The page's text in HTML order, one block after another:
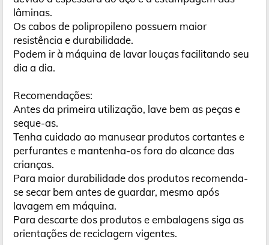
lâminas.
Os cabos de polipropileno possuem maior
resistência e durabilidade.
Podem ir à máquina de lavar louças facilitando seu
dia a dia.
Recomendações:
Antes da primeira utilização, lave bem as peças e
seque-as.
Tenha cuidado ao manusear produtos cortantes e
perfurantes e mantenha-os fora do alcance das
crianças.
Para maior durabilidade dos produtos recomenda-
se secar bem antes de guardar, mesmo após
lavagem em máquina.
Para descarte dos produtos e embalagens siga as
orientações de reciclagem vigentes.